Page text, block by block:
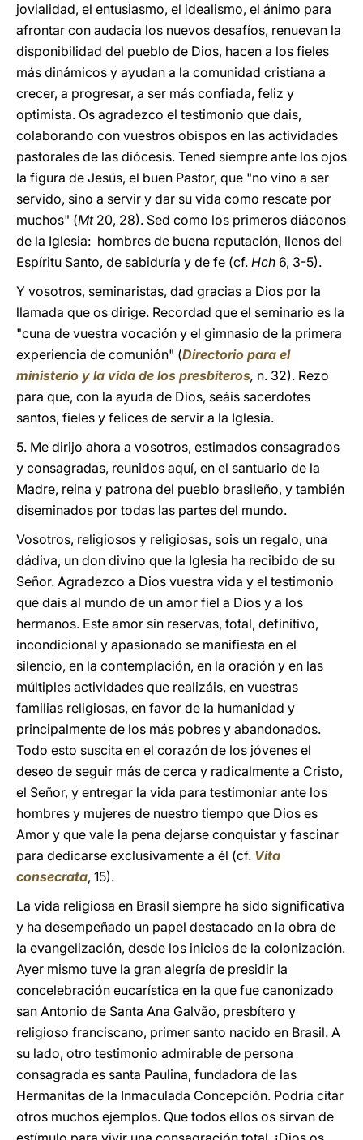
jovialidad, el entusiasmo, el idealismo, el ánimo para
afrontar con audacia los nuevos desafíos, renuevan la
disponibilidad del pueblo de Dios, hacen a los fieles
más dinámicos y ayudan a la comunidad cristiana a
crecer, a progresar, a ser más confiada, feliz y
optimista. Os agradezco el testimonio que dais,
colaborando con vuestros obispos en las actividades
pastorales de las diócesis. Tened siempre ante los ojos
la figura de Jesús, el buen Pastor, que "no vino a ser
servido, sino a servir y dar su vida como rescate por
muchos" (Mt20, 28). Sed como los primeros diáconos
de la Iglesia: hombres de buena reputación, llenos del
Espíritu Santo, de sabiduría y de fe (cf. Hch 6, 3-5).
Y vosotros, seminaristas, dad gracias a Dios por la
llamada que os dirige. Recordad que el seminario es la
"cuna de vuestra vocación y el gimnasio de la primera
experiencia de comunión" (Directorio para el
ministerio y la vida de los presbíteros, n. 32). Rezo
para que, con la ayuda de Dios, seáis sacerdotes
santos, fieles y felices de servir a la Iglesia.
5. Me dirijo ahora a vosotros, estimados consagrados
y consagradas, reunidos aquí, en el santuario de la
Madre, reina y patrona del pueblo brasileño, y también
diseminados por todas las partes del mundo.
Vosotros, religiosos y religiosas, sois un regalo, una
dádiva, un don divino que la Iglesia ha recibido de su
Señor. Agradezco a Dios vuestra vida y el testimonio
que dais al mundo de un amor fiel a Dios y a los
hermanos. Este amor sin reservas, total, definitivo,
incondicional y apasionado se manifiesta en el
silencio, en la contemplación, en la oración y en las
múltiples actividades que realizáis, en vuestras
familias religiosas, en favor de la humanidad y
principalmente de los más pobres y abandonados.
Todo esto suscita en el corazón de los jóvenes el
deseo de seguir más de cerca y radicalmente a Cristo,
el Señor, y entregar la vida para testimoniar ante los
hombres y mujeres de nuestro tiempo que Dios es
Amor y que vale la pena dejarse conquistar y fascinar
para dedicarse exclusivamente a él (cf. Vita
consecrata, 15).
La vida religiosa en Brasil siempre ha sido significativa
y ha desempeñado un papel destacado en la obra de
la evangelización, desde los inicios de la colonización.
Ayer mismo tuve la gran alegría de presidir la
concelebración eucarística en la que fue canonizado
san Antonio de Santa Ana Galvão, presbítero y
religioso franciscano, primer santo nacido en Brasil. A
su lado, otro testimonio admirable de persona
consagrada es santa Paulina, fundadora de las
Hermanitas de la Inmaculada Concepción. Podría citar
otros muchos ejemplos. Que todos ellos os sirvan de